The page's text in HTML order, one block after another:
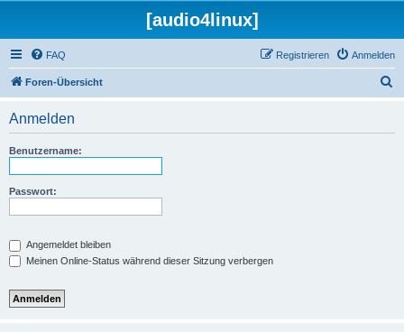
[audio4linux]
FAQ Anmelden
Registrieren
Foren-Übersicht
Anmelden
Benutzername:
Passwort:
Angemeldet bleiben
Meinen Online-Status während dieser Sitzung verbergen